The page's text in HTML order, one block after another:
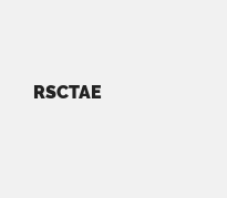
RSCTAE